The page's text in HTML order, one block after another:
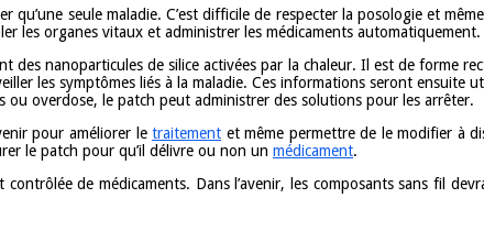
seule maladie. C’est difficile de respecter la posologie et
les organes vitaux et administrer les médicaments automatiquement.
nanoparticules de silice activées par la chaleur. Il est de forme
les symptômes liés à la maladie. Ces informations seront
overdose, le patch peut administrer des solutions pour les arrêter.
pour améliorer letraitement et même permettre de le modifier à
le patch pour qu’il délivre ou non un médicament.
de médicaments. Dans l’avenir, les composants sans fil